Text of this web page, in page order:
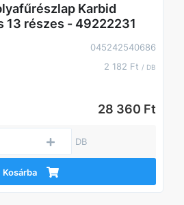
Karbid
13 részes - 49222231
045242540686
2 182 Ft / DB
28 360 Ft
DB
Kosárba